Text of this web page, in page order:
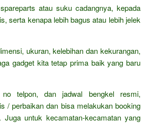
atau suku cadangnya, kepada
serta kenapa lebih bagus atau lebih jelek
ukuran, kelebihan dan kekurangan,
gadget kita tetap prima baik yang baru
telpon, dan jadwal bengkel resmi,
/ perbaikan dan bisa melakukan booking
untuk kecamatan-kecamatan yang